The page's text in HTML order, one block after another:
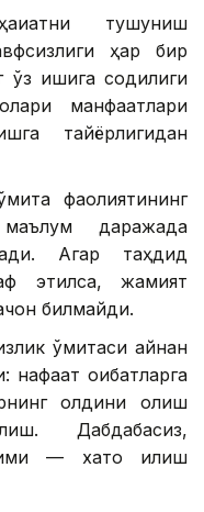
тушуниш
ҳар бир
ишига содиқлиги
манфаатлари
тайёрлигидан
фаолиятининг
даражада
Агар таҳдид
этилса, жамият
билмайди.
қўмитаси айнан
оқибатларга
олдини олиш
Дабдабасиз,
— хато қилиш